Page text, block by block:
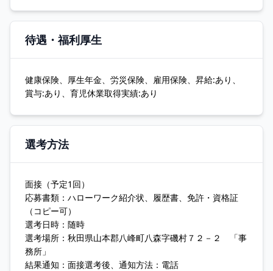
待遇・福利厚生
健康保険、厚生年金、労災保険、雇用保険、昇給:あり、
賞与:あり、育児休業取得実績:あり
選考方法
面接（予定1回）
応募書類：ハローワーク紹介状、履歴書、免許・資格証
（コピー可）
選考日時：随時
選考場所：秋田県山本郡八峰町八森字磯村７２－２ 「事
務所」
結果通知：面接選考後、通知方法：電話